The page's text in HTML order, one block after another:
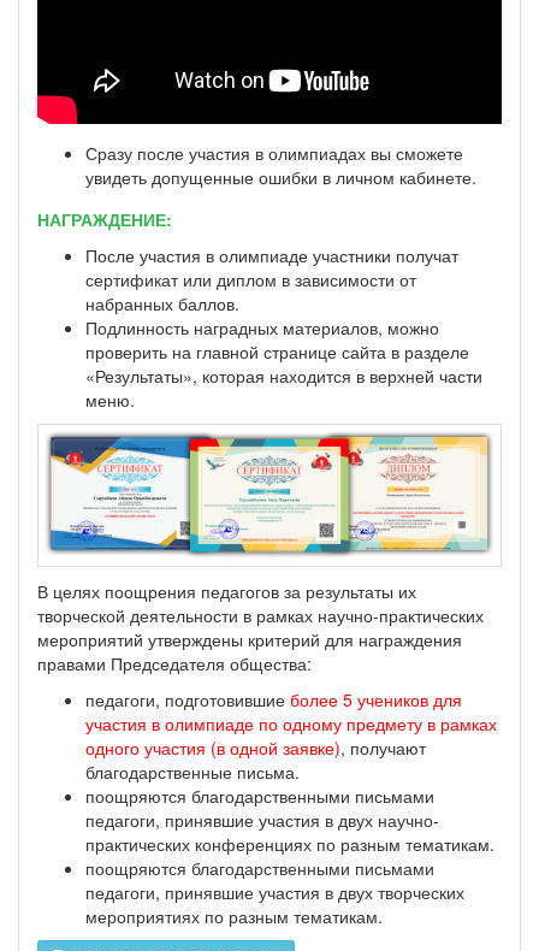
Сразу после участия в олимпиадах вы сможете
увидеть допущенные ошибки в личном кабинете.
НАГРАЖДЕНИЕ:
После участия в олимпиаде участники получат
сертификат или диплом в зависимости от
набранных баллов.
Подлинность наградных материалов, можно
проверить на главной странице сайта в разделе
«Результаты», которая находится в верхней части
меню.
В целях поощрения педагогов за результаты их
творческой деятельности в рамках научно-практических
мероприятий утверждены критерий для награждения
правами Председателя общества:
педагоги, подготовившие более 5 учеников для
участия в олимпиаде по одному предмету в рамках
одного участия (в одной заявке), получают
благодарственные письма.
поощряются благодарственными письмами
педагоги, принявшие участия в двух научно-
практических конференциях по разным тематикам.
поощряются благодарственными письмами
педагоги, принявшие участия в двух творческих
мероприятиях по разным тематикам.